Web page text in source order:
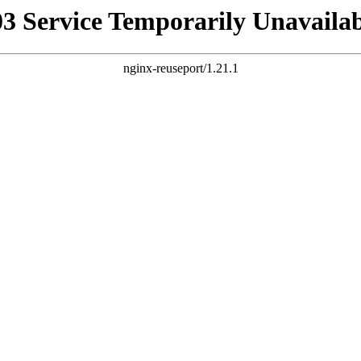
Service Temporarily
nginx-reuseport/1.21.1